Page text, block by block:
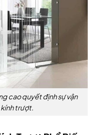
cao quyết định sự vận
trượt.